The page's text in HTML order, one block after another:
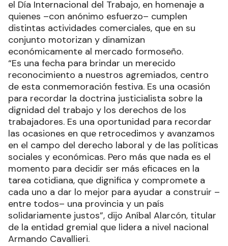
el Día Internacional del Trabajo, en homenaje a
quienes –con anónimo esfuerzo– cumplen
distintas actividades comerciales, que en su
conjunto motorizan y dinamizan
económicamente al mercado formoseño.
“Es una fecha para brindar un merecido
reconocimiento a nuestros agremiados, centro
de esta conmemoración festiva. Es una ocasión
para recordar la doctrina justicialista sobre la
dignidad del trabajo y los derechos de los
trabajadores. Es una oportunidad para recordar
las ocasiones en que retrocedimos y avanzamos
en el campo del derecho laboral y de las políticas
sociales y económicas. Pero más que nada es el
momento para decidir ser más eficaces en la
tarea cotidiana, que dignifica y compromete a
cada uno a dar lo mejor para ayudar a construir –
entre todos– una provincia y un país
solidariamente justos”, dijo Aníbal Alarcón, titular
de la entidad gremial que lidera a nivel nacional
Armando Cavallieri.